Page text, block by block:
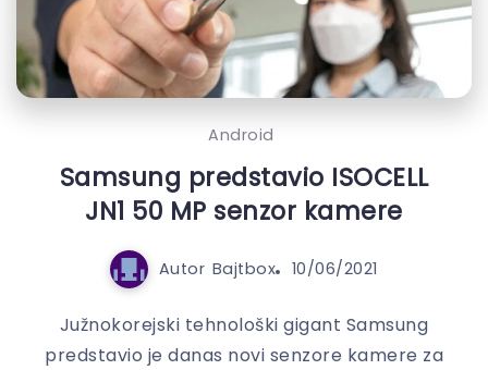
Android
Samsung predstavio ISOCELL
JN1 50 MP senzor kamere
Autor Bajtbox 10/06/2021
Južnokorejski tehnološki gigant Samsung
predstavio je danas novi senzore kamere za